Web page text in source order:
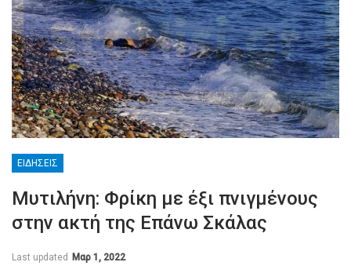
ΕΙΔΉΣΕΙΣ
Μυτιλήνη: Φρίκη με έξι πνιγμένους
στην ακτή της Επάνω Σκάλας
Last updated Μαρ 1, 2022